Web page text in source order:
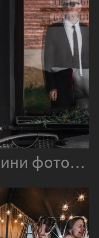
Юля и Женя (мини фотосессия)